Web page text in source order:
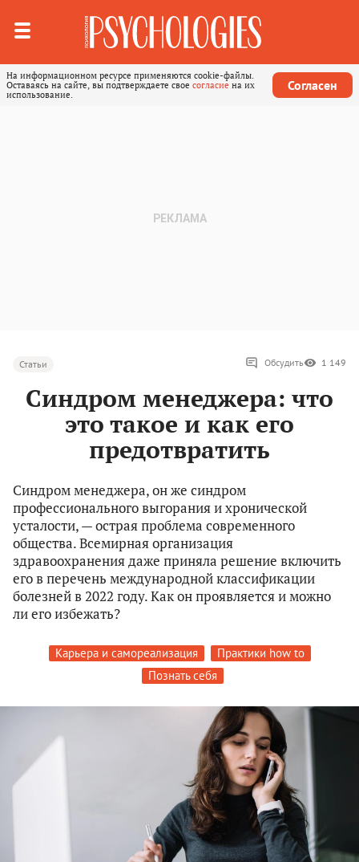
На информационном ресурсе применяются cookie-файлы.
Оставаясь на сайте, вы подтверждаете свое согласие на их
использование.
Согласен
Статьи Обсудить 1 149
Синдром менеджера: что
это такое и как его
предотвратить
Cиндром менеджера, он же синдром
профессионального выгорания и хронической
усталости, — острая проблема современного
общества. Всемирная организация
здравоохранения даже приняла решение включить
его в перечень международной классификации
болезней в 2022 году. Как он проявляется и можно
ли его избежать?
Карьера и самореализация
Практики how to
Познать себя